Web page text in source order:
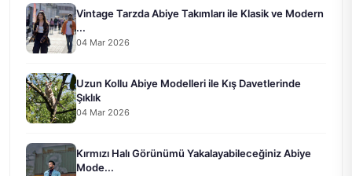
Vintage Tarzda Abiye Takımları ile Klasik ve Modern
...
04 Mar 2026
Uzun Kollu Abiye Modelleri ile Kış Davetlerinde
Şıklık
04 Mar 2026
Kırmızı Halı Görünümü Yakalayabileceğiniz Abiye
Mode...